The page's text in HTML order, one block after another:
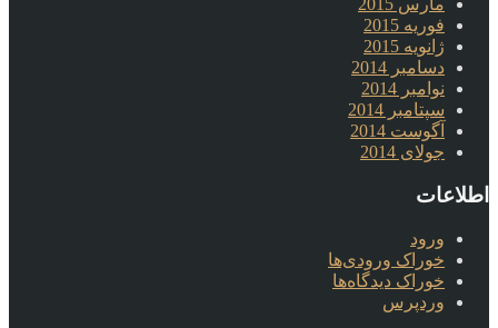
فوریه 2015
ژانویه 2015
دسامبر 2014
نوامبر 2014
سپتامبر 2014
آگوست 2014
جولای 2014
اطلاعات
ورود
خوراک ورودی‌ها
خوراک دیدگاه‌ها
وردپرس